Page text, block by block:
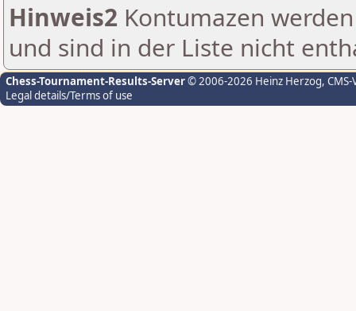
Hinweis2 Kontumazen
und sind in der Liste nicht
Chess-Tournament-Results-Server© 2006-2026 Heinz Herzog,
Legal details/Terms of use